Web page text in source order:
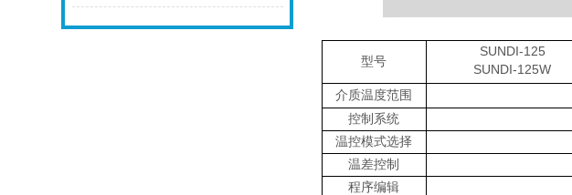
型号
SUNDI-125
SUNDI-125W
介质温度范围
控制系统
温控模式选择
温差控制
程序编辑